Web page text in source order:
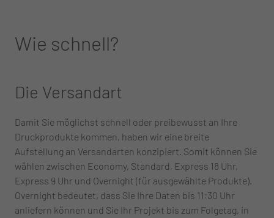
Wie schnell?
Die Versandart
Damit Sie möglichst schnell oder preibewusst an Ihre
Druckprodukte kommen, haben wir eine breite
Aufstellung an Versandarten konzipiert. Somit können Sie
wählen zwischen Economy, Standard, Express 18 Uhr,
Express 9 Uhr und Overnight (für ausgewählte Produkte).
Overnight bedeutet, dass Sie Ihre Daten bis 11:30 Uhr
anliefern können und Sie Ihr Projekt bis zum Folgetag, in